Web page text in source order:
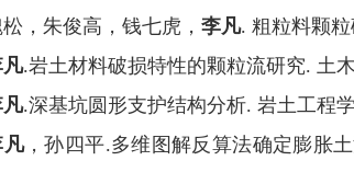
，朱俊高，钱七虎， 李凡. 粗粒料颗粒
.岩土材料破损特性的颗粒流研究. 土
.深基坑圆形支护结构分析. 岩土工程
凡，孙四平.多维图解反算法确定膨胀